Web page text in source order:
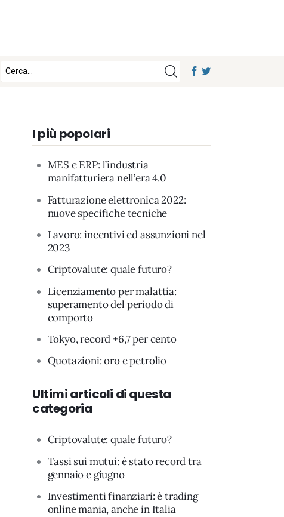
I più popolari
MES e ERP: l’industria
manifatturiera nell’era 4.0
Fatturazione elettronica 2022:
nuove specifiche tecniche
Lavoro: incentivi ed assunzioni nel
2023
Criptovalute: quale futuro?
Licenziamento per malattia:
superamento del periodo di
comporto
Tokyo, record +6,7 per cento
Quotazioni: oro e petrolio
Ultimi articoli di questa
categoria
Criptovalute: quale futuro?
Tassi sui mutui: è stato record tra
gennaio e giugno
Investimenti finanziari: è trading
online mania, anche in Italia